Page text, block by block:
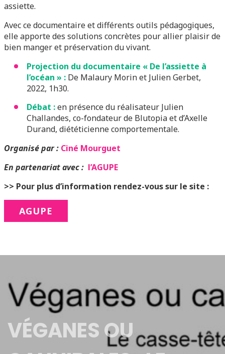
assiette.
Avec ce documentaire et différents outils pédagogiques,
elle apporte des solutions concrètes pour allier plaisir de
bien manger et préservation du vivant.
Projection du documentaire « De l’assiette à
l’océan » : De Malaury Morin et Julien Gerbet,
2022, 1h30.
Débat :en présence du réalisateur Julien
Challandes, co-fondateur de Blutopia et d’Axelle
Durand, diététicienne comportementale.
Organisé par : Ciné Mourguet
En partenariat avec : l’AGUPE
>> Pour plus d’information rendez-vous sur le site :
AGUPE
VÉGANES OU